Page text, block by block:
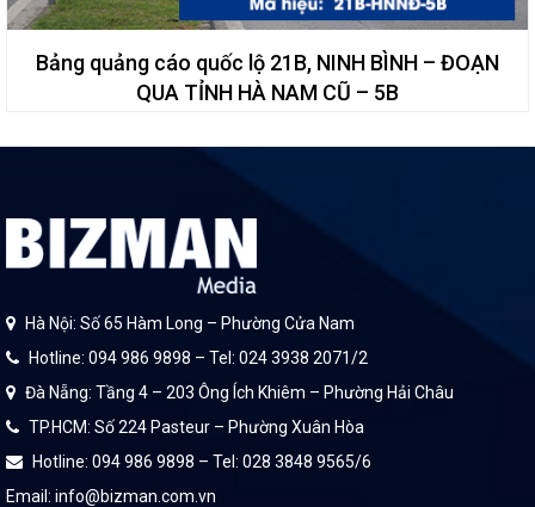
Bảng quảng cáo quốc lộ 21B, NINH BÌNH – ĐOẠN
QUA TỈNH HÀ NAM CŨ – 5B
Hà Nội: Số 65 Hàm Long – Phường Cửa Nam
Hotline: 094 986 9898 – Tel: 024 3938 2071/2
Đà Nẵng: Tầng 4 – 203 Ông Ích Khiêm – Phường Hải Châu
TP.HCM: Số 224 Pasteur – Phường Xuân Hòa
Hotline: 094 986 9898 – Tel: 028 3848 9565/6
Email: info@bizman.com.vn